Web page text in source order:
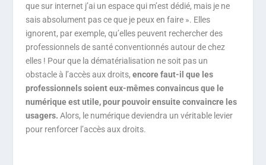
que sur internet j’ai un espace qui m’est dédié, mais je ne
sais absolument pas ce que je peux en faire ». Elles
ignorent, par exemple, qu’elles peuvent rechercher des
professionnels de santé conventionnés autour de chez
elles ! Pour que la dématérialisation ne soit pas un
obstacle à l’accès aux droits, encore faut-il que les
professionnels soient eux-mêmes convaincus que le
numérique est utile, pour pouvoir ensuite convaincre les
usagers. Alors, le numérique deviendra un véritable levier
pour renforcer l’accès aux droits.